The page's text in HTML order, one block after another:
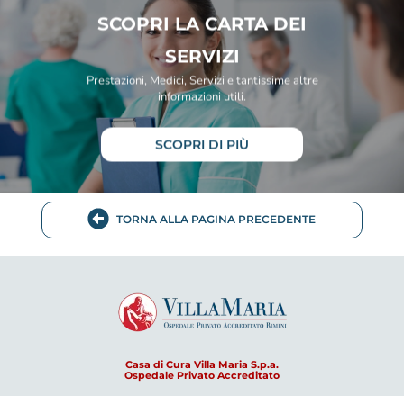
SCOPRI LA CARTA DEI
SERVIZI
Prestazioni, Medici, Servizi e tantissime altre
informazioni utili.
SCOPRI DI PIÙ
TORNA ALLA PAGINA PRECEDENTE
Casa di Cura Villa Maria S.p.a.
Ospedale Privato Accreditato